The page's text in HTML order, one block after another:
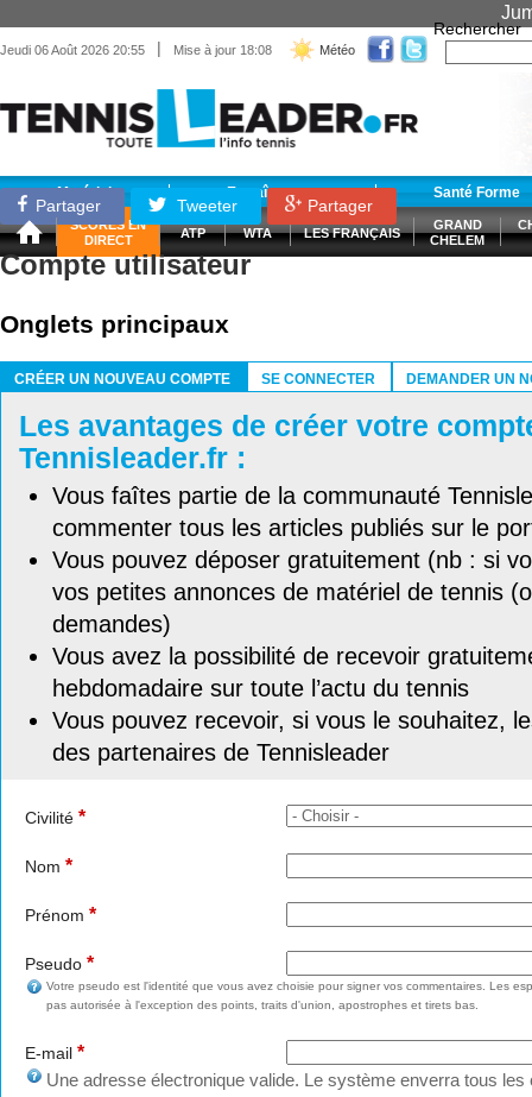
Jeudi 06 Août 2026 20:55 | Mise à jour 18:08 Météo
Rechercher
Matériel Entraînement Santé Forme
SCORES EN
DIRECT
ATP WTA LES FRANÇAIS
GRAND
CHELEM
Partager Tweeter Partager
Compte utilisateur
Onglets principaux
CRÉER UN NOUVEAU COMPTE
SE CONNECTER DEMANDER UN
Les avantages de créer votre
Tennisleader.fr :
Vous faîtes partie de la communauté
commenter tous les articles publiés sur le
Vous pouvez déposer gratuitement (nb : si
vos petites annonces de matériel de tennis
demandes)
Vous avez la possibilité de recevoir
hebdomadaire sur toute l’actu du tennis
Vous pouvez recevoir, si vous le souhaitez,
des partenaires de Tennisleader
Civilité *
Nom *
Prénom *
Pseudo *
Votre pseudo est l'identité que vous avez choisie pour signer vos commentaires. Les
pas autorisée à l'exception des points, traits d'union, apostrophes et tirets bas.
E-mail *
Une adresse électronique valide. Le système enverra tous